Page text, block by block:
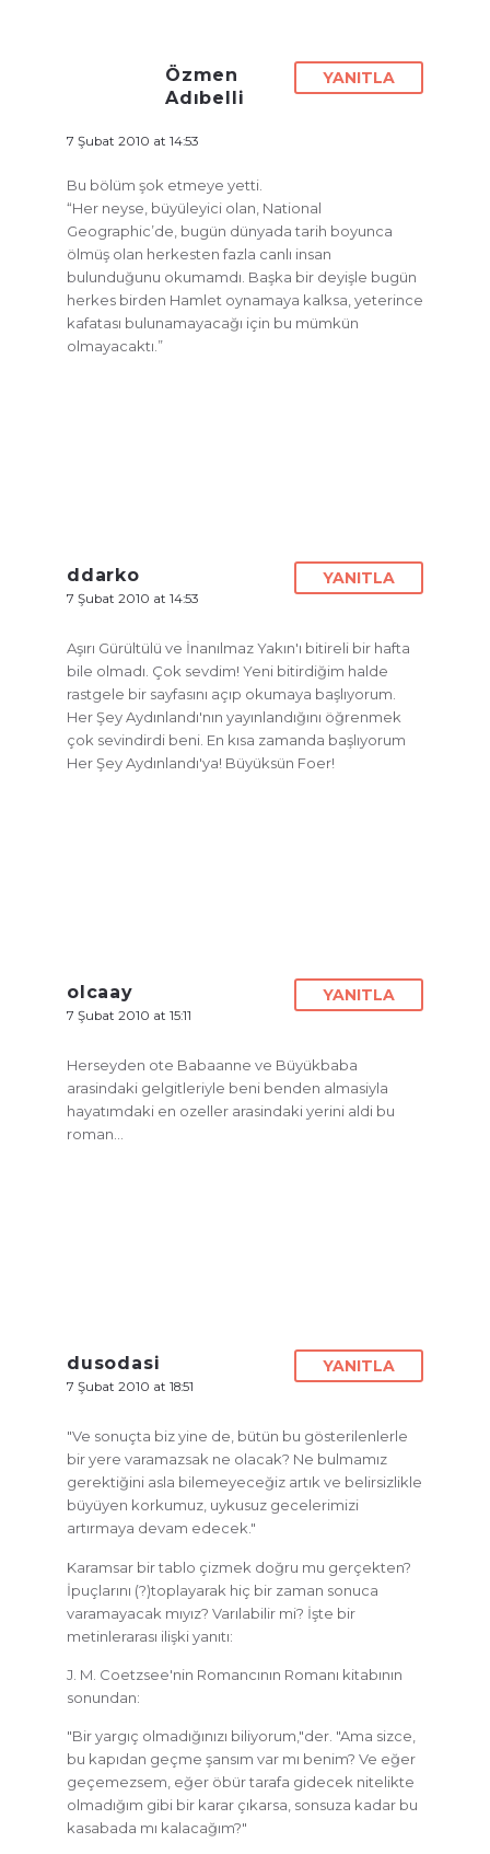
Özmen
Adıbelli
7 Şubat 2010 at 14:53
YANITLA
Bu bölüm şok etmeye yetti.
“Her neyse, büyüleyici olan, National
Geographic’de, bugün dünyada tarih boyunca
ölmüş olan herkesten fazla canlı insan
bulunduğunu okumamdı. Başka bir deyişle bugün
herkes birden Hamlet oynamaya kalksa, yeterince
kafatası bulunamayacağı için bu mümkün
olmayacaktı.”
ddarko
7 Şubat 2010 at 14:53
YANITLA
Aşırı Gürültülü ve İnanılmaz Yakın'ı bitireli bir hafta
bile olmadı. Çok sevdim! Yeni bitirdiğim halde
rastgele bir sayfasını açıp okumaya başlıyorum.
Her Şey Aydınlandı'nın yayınlandığını öğrenmek
çok sevindirdi beni. En kısa zamanda başlıyorum
Her Şey Aydınlandı'ya! Büyüksün Foer!
olcaay
7 Şubat 2010 at 15:11
YANITLA
Herseyden ote Babaanne ve Büyükbaba
arasindaki gelgitleriyle beni benden almasiyla
hayatımdaki en ozeller arasindaki yerini aldi bu
roman…
dusodasi
7 Şubat 2010 at 18:51
YANITLA
"Ve sonuçta biz yine de, bütün bu gösterilenlerle
bir yere varamazsak ne olacak? Ne bulmamız
gerektiğini asla bilemeyeceğiz artık ve belirsizlikle
büyüyen korkumuz, uykusuz gecelerimizi
artırmaya devam edecek."
Karamsar bir tablo çizmek doğru mu gerçekten?
İpuçlarını (?)toplayarak hiç bir zaman sonuca
varamayacak mıyız? Varılabilir mi? İşte bir
metinlerarası ilişki yanıtı:
J. M. Coetzsee'nin Romancının Romanı kitabının
sonundan:
"Bir yargıç olmadığınızı biliyorum,"der. "Ama sizce,
bu kapıdan geçme şansım var mı benim? Ve eğer
geçemezsem, eğer öbür tarafa gidecek nitelikte
olmadığım gibi bir karar çıkarsa, sonsuza kadar bu
kasabada mı kalacağım?"